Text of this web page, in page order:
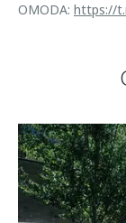
OMODA: https://